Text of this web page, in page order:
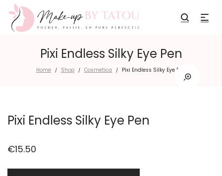
Pixi Endless Silky Eye Pen
Home / Shop / Cosmetica / Pixi Endless Silky Eye Pen
Pixi Endless Silky Eye Pen
€15.50